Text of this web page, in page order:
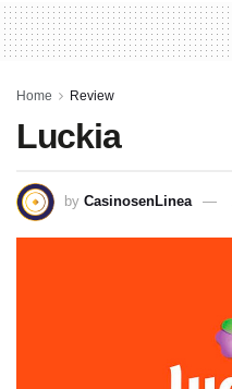
Home Review
Luckia
by CasinosenLinea